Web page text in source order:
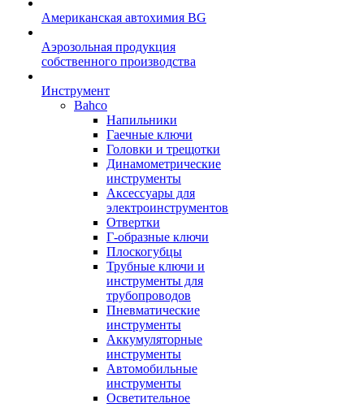
Американская автохимия BG
Аэрозольная продукция
собственного производства
Инструмент
Bahco
Напильники
Гаечные ключи
Головки и трещотки
Динамометрические
инструменты
Аксессуары для
электроинструментов
Отвертки
Г-образные ключи
Плоскогубцы
Трубные ключи и
инструменты для
трубопроводов
Пневматические
инструменты
Аккумуляторные
инструменты
Автомобильные
инструменты
Осветительное